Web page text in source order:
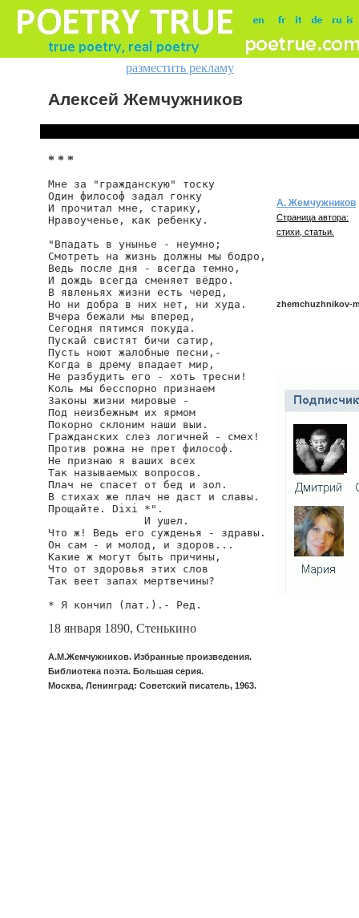
разместить рекламу
Алексей Жемчужников
* * *
Мне за "гражданскую" тоску
Один философ задал гонку
И прочитал мне, старику,
Нравоученье, как ребенку.
"Впадать в унынье - неумно;
Смотреть на жизнь должны мы бодро,
Ведь после дня - всегда темно,
И дождь всегда сменяет вёдро.
В явленьях жизни есть черед,
Но ни добра в них нет, ни худа.
Вчера бежали мы вперед,
Сегодня пятимся покуда.
Пускай свистят бичи сатир,
Пусть ноют жалобные песни,-
Когда в дрему впадает мир,
Не разбудить его - хоть тресни!
Коль мы бесспорно признаем
Законы жизни мировые -
Под неизбежным их ярмом
Покорно склоним наши выи.
Гражданских слез логичней - смех!
Против рожна не прет философ.
Не признаю я ваших всех
Так называемых вопросов.
Плач не спасет от бед и зол.
В стихах же плач не даст и славы.
Прощайте. Dixi *".
               И ушел.
Что ж! Ведь его сужденья - здравы.
Он сам - и молод, и здоров...
Какие ж могут быть причины,
Что от здоровья этих слов
Так веет запах мертвечины?
* Я кончил (лат.).- Ред.
18 января 1890, Стенькино
А.М.Жемчужников. Избранные произведения.
Библиотека поэта. Большая серия.
Москва, Ленинград: Советский писатель, 1963.
А. Жемчужников
Страница автора:
стихи, статьи.
zhemchuzhnikov-